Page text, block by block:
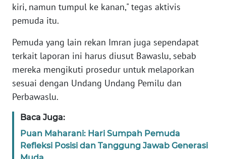
kiri, namun tumpul ke kanan," tegas aktivis
pemuda itu.
Pemuda yang lain rekan Imran juga sependapat
terkait laporan ini harus diusut Bawaslu, sebab
mereka mengikuti prosedur untuk melaporkan
sesuai dengan Undang Undang Pemilu dan
Perbawaslu.
Baca Juga:
Puan Maharani: Hari Sumpah Pemuda
Refleksi Posisi dan Tanggung Jawab Generasi
SIBER
KARIR
DISCLAIMER
Wahana
Regional